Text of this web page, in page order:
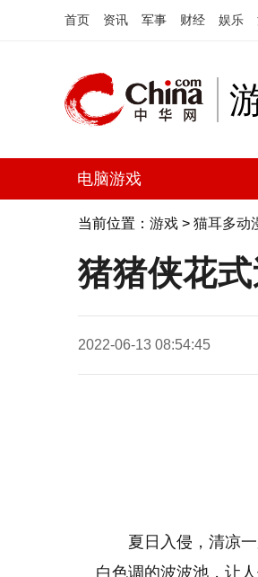
首页 资讯 军事 财经 娱乐
电脑游戏
当前位置： 游戏 > 猫耳多动
猪猪侠花
2022-06-13 08:54:45
夏日入侵，清凉
白色调的波波池，让